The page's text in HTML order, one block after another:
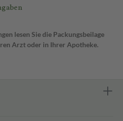
lesen Sie die Packungsbeilage
Arzt oder in Ihrer Apotheke.